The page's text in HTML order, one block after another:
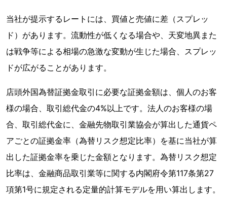
当社が提示するレートには、買値と売値に差（スプレッ
ド）があります。流動性が低くなる場合や、天変地異また
は戦争等による相場の急激な変動が生じた場合、スプレッ
ドが広がることがあります。
店頭外国為替証拠金取引に必要な証拠金額は、個人のお客
様の場合、取引総代金の4%以上です。法人のお客様の場
合、取引総代金に、金融先物取引業協会が算出した通貨ペ
アごとの証拠金率（為替リスク想定比率）を基に当社が算
出した証拠金率を乗じた金額となります。為替リスク想定
比率は、金融商品取引業等に関する内閣府令第117条第27
項第1号に規定される定量的計算モデルを用い算出します。